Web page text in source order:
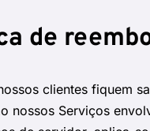
de
clientes fiquem
nossos Serviços